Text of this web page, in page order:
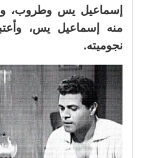
إسماعيل يس وطروب، وقد
منه إسماعيل يس،
نجوميته.